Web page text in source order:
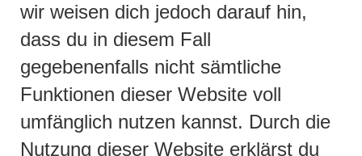
wir weisen dich jedoch darauf hin,
dass du in diesem Fall
gegebenenfalls nicht sämtliche
Funktionen dieser Website voll
umfänglich nutzen kannst. Durch die
Nutzung dieser Website erklärst du